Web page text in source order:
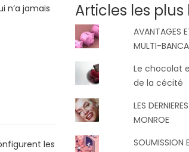
n’a jamais
les
Articles les plus
AVANTAGES
MULTI-
Le chocolat
de la cécité
LES
MONROE
SOUMISSION